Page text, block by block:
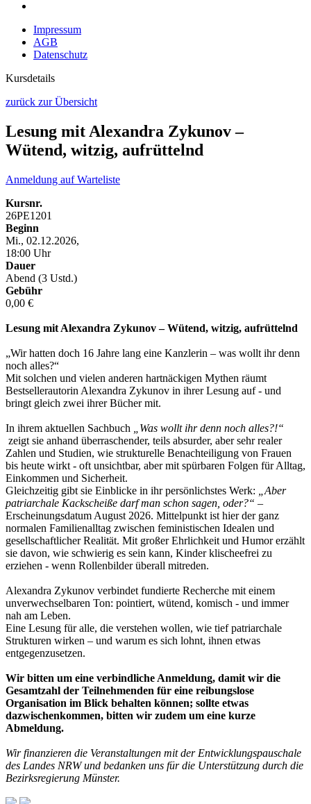
Impressum
AGB
Datenschutz
Kursdetails
zurück zur Übersicht
Lesung mit Alexandra Zykunov –
Wütend, witzig, aufrüttelnd
Anmeldung auf Warteliste
Kursnr.
26PE1201
Beginn
Mi., 02.12.2026,
18:00 Uhr
Dauer
Abend (3 Ustd.)
Gebühr
0,00 €
Lesung mit Alexandra Zykunov – Wütend, witzig, aufrüttelnd
„Wir hatten doch 16 Jahre lang eine Kanzlerin – was wollt ihr denn
noch alles?“
Mit solchen und vielen anderen hartnäckigen Mythen räumt
Bestsellerautorin Alexandra Zykunov in ihrer Lesung auf - und
bringt gleich zwei ihrer Bücher mit.
In ihrem aktuellen Sachbuch
„Was wollt ihr denn noch alles?!“
zeigt sie anhand überraschender, teils absurder, aber sehr realer
Zahlen und Studien, wie strukturelle Benachteiligung von Frauen
bis heute wirkt - oft unsichtbar, aber mit spürbaren Folgen für Alltag,
Einkommen und Sicherheit.
Gleichzeitig gibt sie Einblicke in ihr persönlichstes Werk:
„Aber
patriarchale Kackscheiße darf man schon sagen, oder?“ –
Erscheinungsdatum August 2026. Mittelpunkt ist hier der ganz
normalen Familienalltag zwischen feministischen Idealen und
gesellschaftlicher Realität. Mit großer Ehrlichkeit und Humor erzählt
sie davon, wie schwierig es sein kann, Kinder klischeefrei zu
erziehen - wenn Rollenbilder überall mitreden.
Alexandra Zykunov verbindet fundierte Recherche mit einem
unverwechselbaren Ton: pointiert, wütend, komisch - und immer
nah am Leben.
Eine Lesung für alle, die verstehen wollen, wie tief patriarchale
Strukturen wirken – und warum es sich lohnt, ihnen etwas
entgegenzusetzen.
Wir bitten um eine verbindliche Anmeldung, damit wir die
Gesamtzahl der Teilnehmenden für eine reibungslose
Organisation im Blick behalten können; sollte etwas
dazwischenkommen, bitten wir zudem um eine kurze
Abmeldung.
Wir finanzieren die Veranstaltungen mit der Entwicklungspauschale
des Landes NRW und bedanken uns für die Unterstützung durch die
Bezirksregierung Münster.